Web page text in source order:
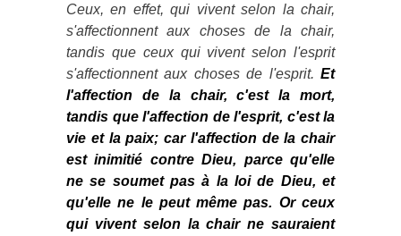
Ceux, en effet, qui vivent selon la chair,
s'affectionnent aux choses de la chair,
tandis que ceux qui vivent selon l'esprit
s'affectionnent aux choses de l'esprit. Et
l'affection de la chair, c'est la mort,
tandis que l'affection de l'esprit, c'est la
vie et la paix; car l'affection de la chair
est inimitié contre Dieu, parce qu'elle
ne se soumet pas à la loi de Dieu, et
qu'elle ne le peut même pas. Or ceux
qui vivent selon la chair ne sauraient